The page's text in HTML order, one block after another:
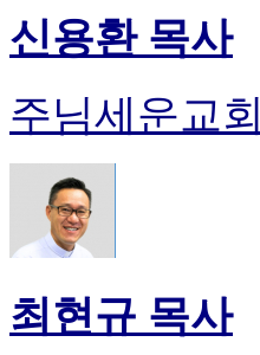
신용환 목사
주님세운교회
최현규 목사